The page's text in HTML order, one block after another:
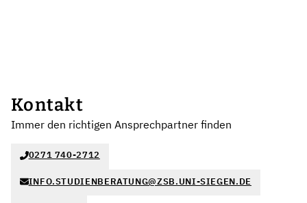
Kontakt
Immer den richtigen Ansprechpartner finden
0271 740-2712
INFO.STUDIENBERATUNG@ZSB.UNI-SIEGEN.DE